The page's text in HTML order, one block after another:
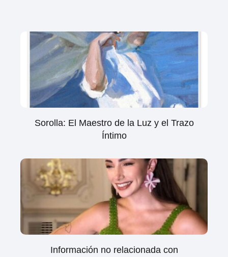
Sorolla: El Maestro de la Luz y el Trazo
Íntimo
Información no relacionada con